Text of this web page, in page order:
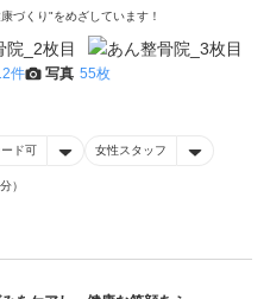
づくり"をめざしています！
件 写真 55枚
ード可 女性スタッフ
）